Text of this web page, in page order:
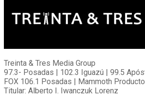
Treinta & Tres Media Group
97.3- Posadas | 102.3 Iguazú | 99.5
FOX 106.1 Posadas | Mammoth
Titular: Alberto I. Iwanczuk Lorenz